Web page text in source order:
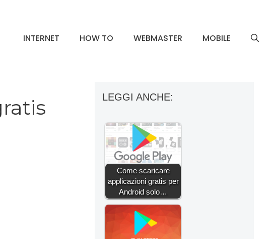
INTERNET HOW TO WEBMASTER MOBILE
LEGGI ANCHE:
Come scaricare
applicazioni gratis per
Android solo…